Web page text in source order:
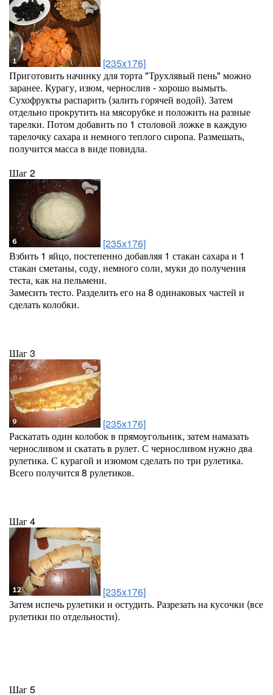
[235x176]
Приготовить начинку для торта "Трухлявый пень" можно
заранее. Курагу, изюм, чернослив - хорошо вымыть.
Сухофрукты распарить (залить горячей водой). Затем
отдельно прокрутить на мясорубке и положить на разные
тарелки. Потом добавить по 1 столовой ложке в каждую
тарелочку сахара и немного теплого сиропа. Размешать,
получится масса в виде повидла.
Шаг 2
[235x176]
Взбить 1 яйцо, постепенно добавляя 1 стакан сахара и 1
стакан сметаны, соду, немного соли, муки до получения
теста, как на пельмени.
Замесить тесто. Разделить его на 8 одинаковых частей и
сделать колобки.
Шаг 3
[235x176]
Раскатать один колобок в прямоугольник, затем намазать
черносливом и скатать в рулет. С черносливом нужно два
рулетика. С курагой и изюмом сделать по три рулетика.
Всего получится 8 рулетиков.
Шаг 4
[235x176]
Затем испечь рулетики и остудить. Разрезать на кусочки (все
рулетики по отдельности).
Шаг 5